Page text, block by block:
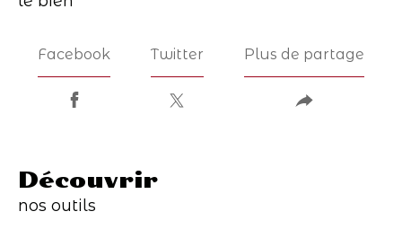
Facebook Twitter Plus de partage
découvrir
nos outils